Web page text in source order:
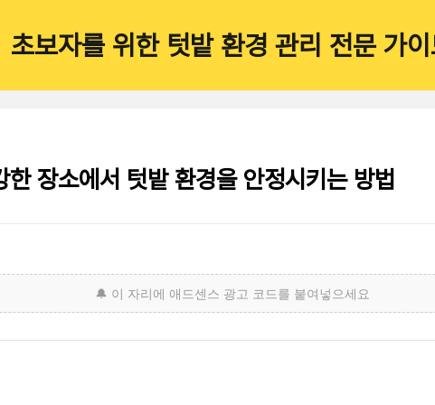
초보자를 위한 텃밭 환경 관리 전문 가
한 장소에서 텃밭 환경을 안정시키는 방법